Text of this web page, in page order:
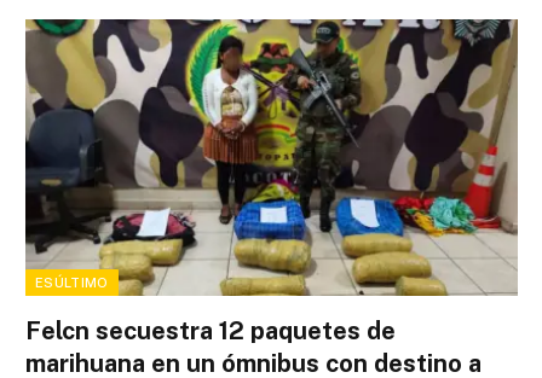
ESÚLTIMO
Felcn secuestra 12 paquetes de
marihuana en un ómnibus con destino a